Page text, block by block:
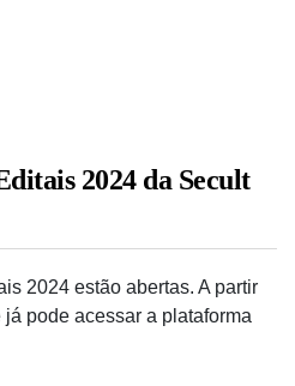
2024 da Secult
2024 estão abertas. A partir
pode acessar a plataforma